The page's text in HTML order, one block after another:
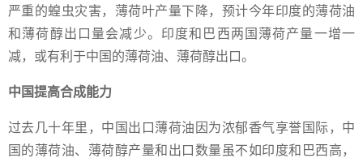
严重的蝗虫灾害，薄荷叶产量下降，预计今年印度的薄荷油
和薄荷醇出口量会减少。印度和巴西两国薄荷产量一增一
减，或有利于中国的薄荷油、薄荷醇出口。
中国提高合成能力
过去几十年里，中国出口薄荷油因为浓郁香气享誉国际，中
国的薄荷油、薄荷醇产量和出口数量虽不如印度和巴西高，